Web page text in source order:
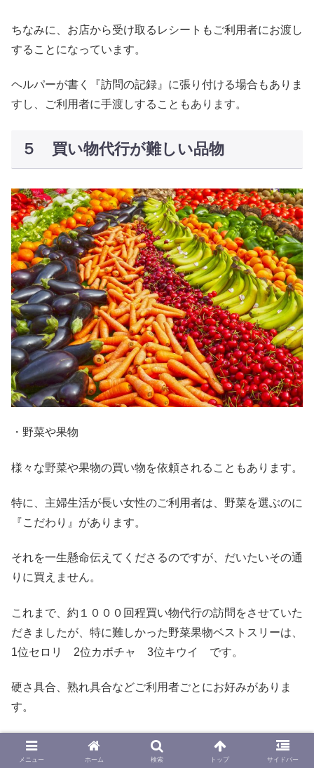
ちなみに、お店から受け取るレシートもご利用者にお渡し
することになっています。
ヘルパーが書く『訪問の記録』に張り付ける場合もありま
すし、ご利用者に手渡しすることもあります。
５ 買い物代行が難しい品物
・野菜や果物
様々な野菜や果物の買い物を依頼されることもあります。
特に、主婦生活が長い女性のご利用者は、野菜を選ぶのに
『こだわり』があります。
それを一生懸命伝えてくださるのですが、だいたいその通
りに買えません。
これまで、約１０００回程買い物代行の訪問をさせていた
だきましたが、特に難しかった野菜果物ベストスリーは、
1位セロリ 2位カボチャ 3位キウイ です。
硬さ具合、熟れ具合などご利用者ごとにお好みがありま
す。
それを教えてくださいますが、なかなかその通り選べませ
ん。
メニュー ホーム 検索 トップ サイドバー